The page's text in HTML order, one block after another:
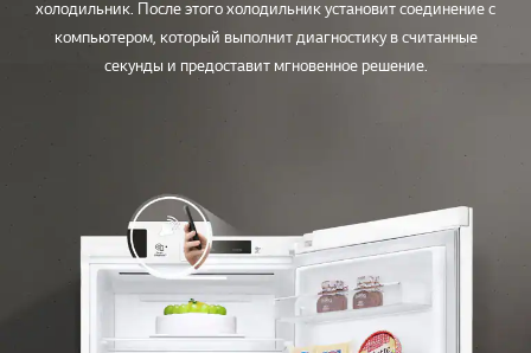
холодильник. После этого холодильник установит соединение с
компьютером, который выполнит диагностику в считанные
секунды и предоставит мгновенное решение.